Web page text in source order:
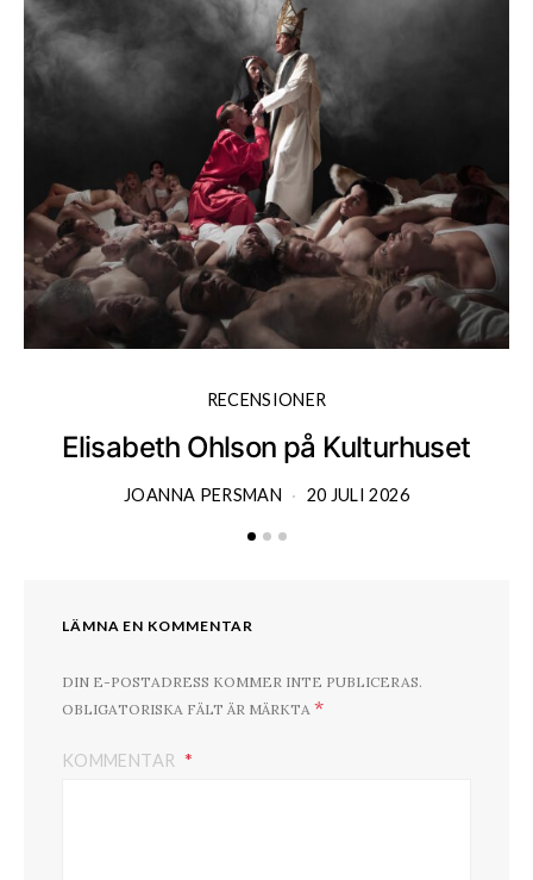
RECENSIONER
Elisabeth Ohlson på Kulturhuset
JOANNA PERSMAN 20 JULI 2026
LÄMNA EN KOMMENTAR
DIN E-POSTADRESS KOMMER INTE PUBLICERAS.
OBLIGATORISKA FÄLT ÄR MÄRKTA *
KOMMENTAR